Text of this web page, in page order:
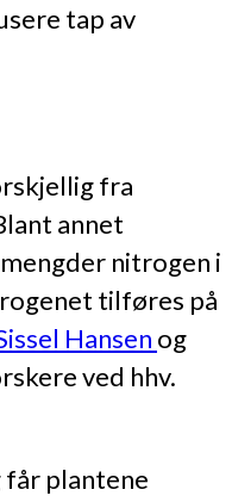
tap av
fra
annet
nitrogen i
tilføres på
Hansen og
ved hhv.
plantene